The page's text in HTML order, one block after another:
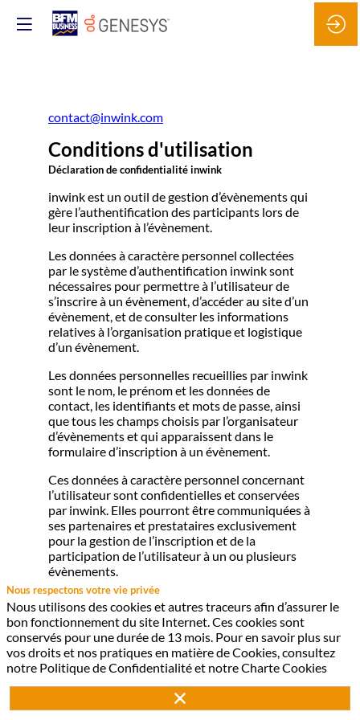
contact@inwink.com
Conditions d'utilisation
Déclaration de confidentialité inwink
inwink est un outil de gestion d’évènements qui
gère l’authentification des participants lors de
leur inscription à l’évènement.
Les données à caractère personnel collectées
par le système d’authentification inwink sont
nécessaires pour permettre à l’utilisateur de
s’inscrire à un évènement, d’accéder au site d’un
évènement, et de consulter les informations
relatives à l’organisation pratique et logistique
d’un évènement.
Les données personnelles recueillies par inwink
sont le nom, le prénom et les données de
contact, les identifiants et mots de passe, ainsi
que tous les champs choisis par l’organisateur
d’évènements et qui apparaissent dans le
formulaire d’inscription à un évènement.
Ces données à caractère personnel concernant
l’utilisateur sont confidentielles et conservées
par inwink. Elles pourront être communiquées à
ses partenaires et prestataires exclusivement
pour la gestion de l’inscription et de la
participation de l’utilisateur à un ou plusieurs
évènements.
Conformément à la loi "Informatique et
Libertés" n°78-17 du 6 janvier 1978 telle que
modifiée par la loi n°2004-801 du 6 août 2004,
sur justification de son identité, l’utilisateur
dispose d'un droit d'accès et de rectification des
données le concernant, ainsi que du droit de
s’opposer à ce que les données le concernant
fassent l'objet d'un traitement informatique.
Nous respectons votre vie privée
Nous utilisons des cookies et autres traceurs afin d’assurer le
bon fonctionnement du site Internet. Ces cookies sont
conservés pour une durée de 13 mois. Pour en savoir plus sur
vos droits et nos pratiques en matière de Cookies, consultez
notre Politique de Confidentialité et notre Charte Cookies